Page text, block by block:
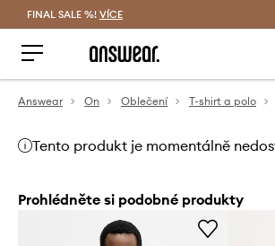
FINAL SALE %! VÍCE
Answear On Oblečení T-shirt a polo
Tento produkt je momentálně
Prohlédněte si podobné produkty